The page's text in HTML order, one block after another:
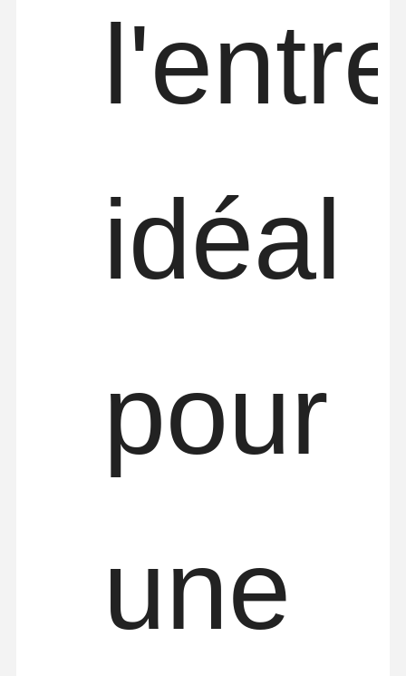
idéal
pour
une